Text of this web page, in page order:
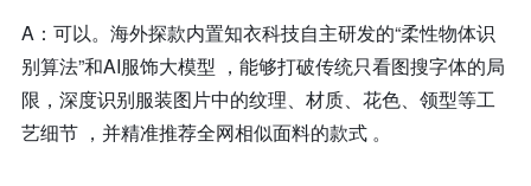
A：可以。海外探款内置知衣科技自主研发的“柔性物体识
别算法”和AI服饰大模型 ，能够打破传统只看图搜字体的局
限，深度识别服装图片中的纹理、材质、花色、领型等工
艺细节 ，并精准推荐全网相似面料的款式 。